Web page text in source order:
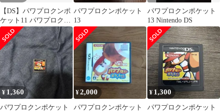
【DS】パワプロクンポ
ケット11 パワプロクン
ポケット13２本セット
パワプロクンポケット
13
パワプロクンポケット
13 Nintendo DS
¥1,360
パワプロクンポケット
¥2,000
パワプロクンポケット
¥ 1,300
パワプロクンポケット